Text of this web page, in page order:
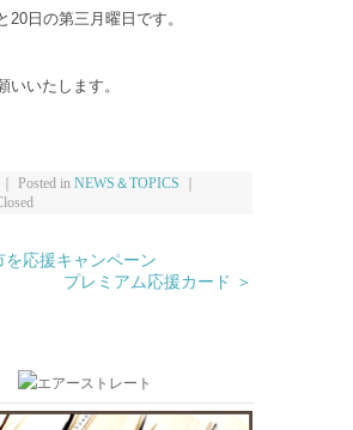
20日の第三月曜日です。
いいたします。
Posted in NEWS＆TOPICS
を応援キャンペーン
プレミアム応援カード ＞